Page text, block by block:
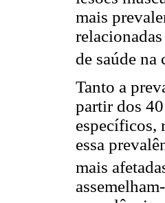
mais
de saúde na
Tanto a
partir dos
específicos,
essa
mais